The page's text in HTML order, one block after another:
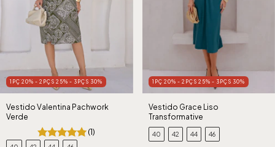
1PÇ 20% - 2PÇS 25% - 3PÇS 30%
Vestido Valentina Pachwork
Verde
(1)
1PÇ 20% - 2PÇS 25% - 3PÇS 30%
Vestido Grace Liso
Transformative
40 42 44 46